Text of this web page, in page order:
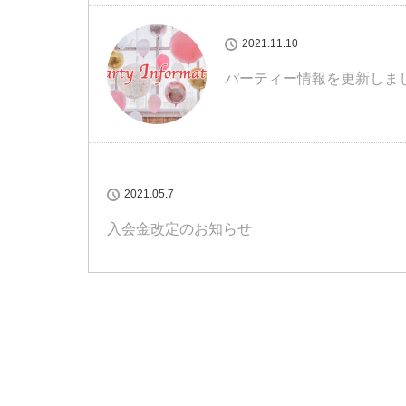
2021.11.10
パーティー情報を更新しま
2021.05.7
入会金改定のお知らせ